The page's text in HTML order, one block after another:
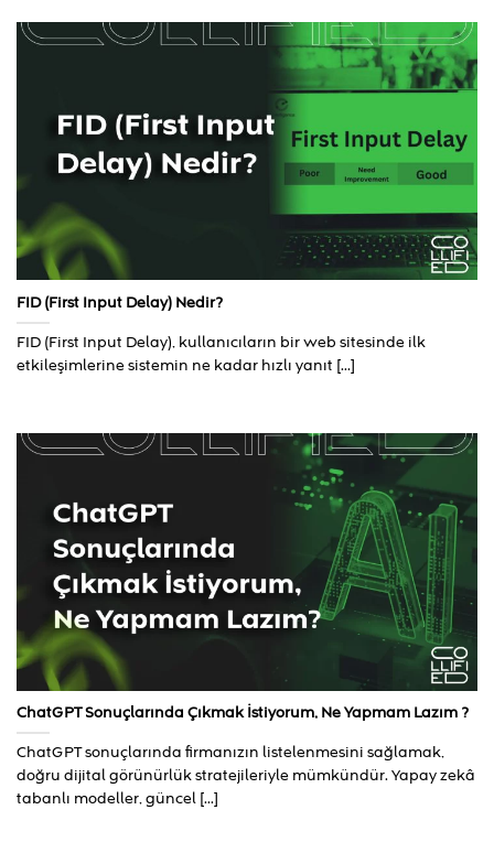
FID (First Input Delay) Nedir?
FID (First Input Delay), kullanıcıların bir web sitesinde ilk
etkileşimlerine sistemin ne kadar hızlı yanıt [...]
ChatGPT Sonuçlarında Çıkmak İstiyorum, Ne Yapmam Lazım ?
ChatGPT sonuçlarında firmanızın listelenmesini sağlamak,
doğru dijital görünürlük stratejileriyle mümkündür. Yapay zekâ
tabanlı modeller, güncel [...]